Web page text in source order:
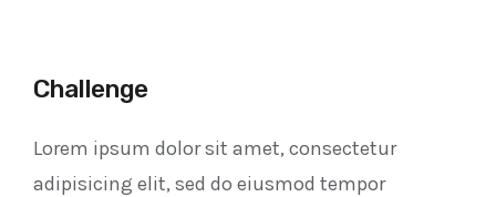
Challenge
Lorem ipsum dolor sit amet, consectetur
adipisicing elit, sed do eiusmod tempor